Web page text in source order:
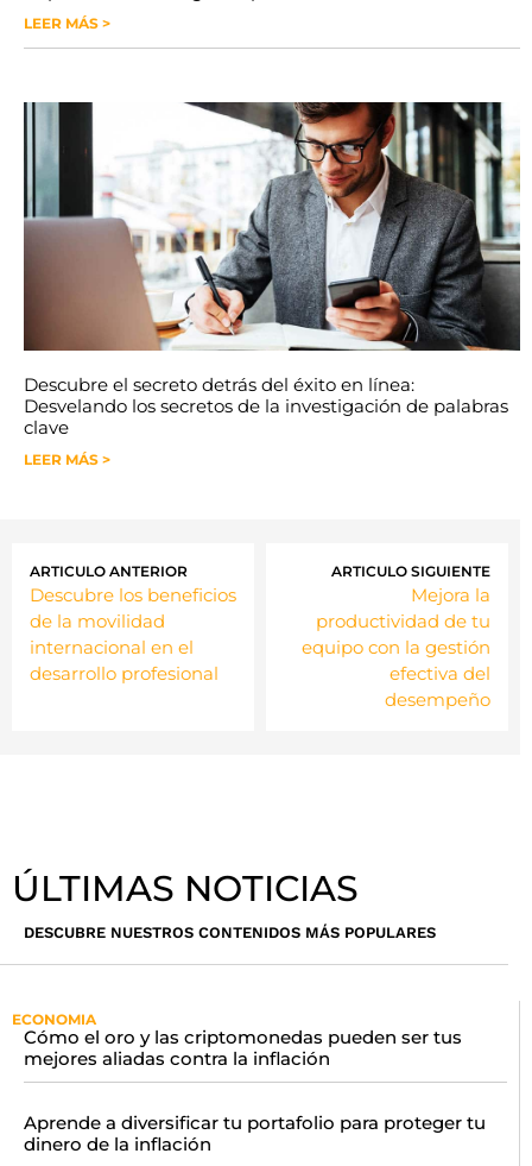
LEER MÁS >
Descubre el secreto detrás del éxito en línea:
Desvelando los secretos de la investigación de palabras
clave
LEER MÁS >
ARTICULO ANTERIOR
Descubre los beneficios
de la movilidad
internacional en el
desarrollo profesional
ARTICULO SIGUIENTE
Mejora la
productividad de tu
equipo con la gestión
efectiva del
desempeño
ÚLTIMAS NOTICIAS
DESCUBRE NUESTROS CONTENIDOS MÁS POPULARES
ECONOMIA
Cómo el oro y las criptomonedas pueden ser tus
mejores aliadas contra la inflación
Aprende a diversificar tu portafolio para proteger tu
dinero de la inflación